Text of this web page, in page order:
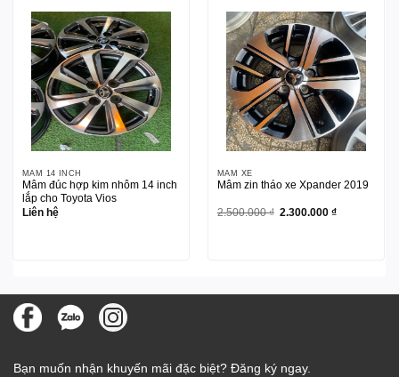
MÂM 14 INCH
Mâm đúc hợp kim nhôm 14 inch
lắp cho Toyota Vios
Liên hệ
MÂM XE
Mâm zin tháo xe Xpander 2019
2.500.000₫ Giá
2.300.000₫Giá
Bạn muốn nhận khuyến mãi đặc biệt? Đăng ký ngay.